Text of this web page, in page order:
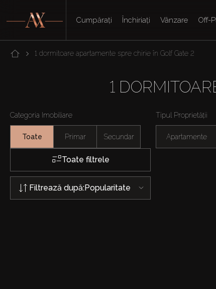
Cumpărați Închiriați Vânzare Off-
1 dormitoare apartamente spre chirie în Golf Gate 2
1
Categoria Imobiliare
Toate Primar Secundar
Tipul Proprietății
Apartamente
Toate filtrele
Filtrează după:Popularitate